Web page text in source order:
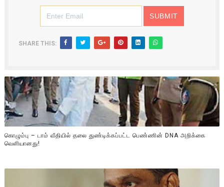
SHARE THIS:
கொழும்பு – டாம் வீதியில் தலை துண்டிக்கப்பட்ட பெண்ணின் DNA அறிக்கை
வௌியானது!